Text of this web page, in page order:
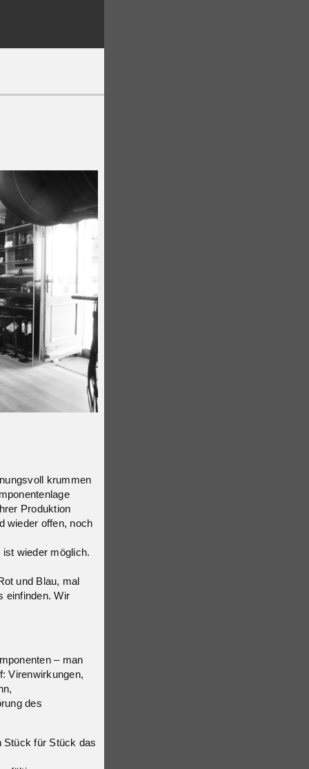
krummen
Produktion
wieder offen, noch
wieder möglich.
und Blau, mal
einfinden. Wir
– man
Virenwirkungen,
des
Stück für Stück das